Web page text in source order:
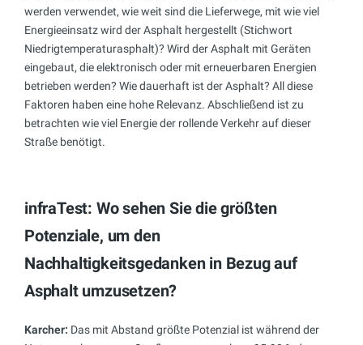
werden verwendet, wie weit sind die Lieferwege, mit wie viel
Energieeinsatz wird der Asphalt hergestellt (Stichwort
Niedrigtemperaturasphalt)? Wird der Asphalt mit Geräten
eingebaut, die elektronisch oder mit erneuerbaren Energien
betrieben werden? Wie dauerhaft ist der Asphalt? All diese
Faktoren haben eine hohe Relevanz. Abschließend ist zu
betrachten wie viel Energie der rollende Verkehr auf dieser
Straße benötigt.
infraTest: Wo sehen Sie die größten
Potenziale, um den
Nachhaltigkeitsgedanken in Bezug auf
Asphalt umzusetzen?
Karcher: Das mit Abstand größte Potenzial ist während der